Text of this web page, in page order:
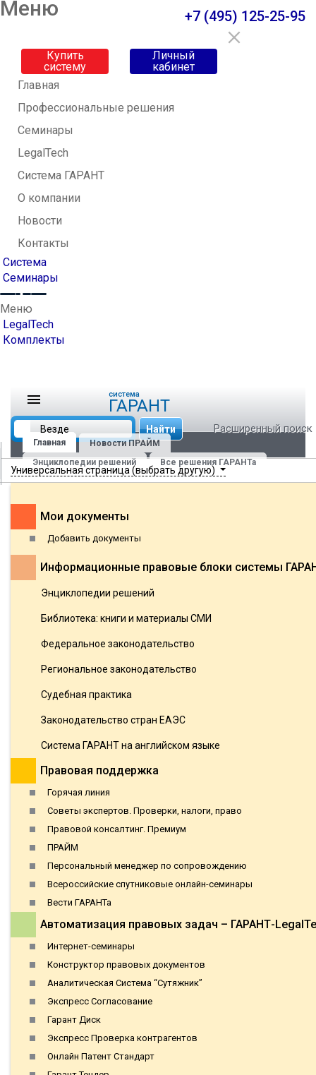
Меню
Купить
систему
Личный
кабинет
Главная
Профессиональные решения
Семинары
LegalTech
Система ГАРАНТ
О компании
Новости
Контакты
Система
Семинары
Меню
LegalTech
Комплекты
+7 (495) 125-25-95
cистема
ГАРАНТ
Найти Расширенный поиск
Главная
Новости ПРАЙМ
Энциклопедии решений
Все решения ГАРАНТа
Универсальная страница (выбрать другую)
Мои документы
Добавить документы
Информационные правовые блоки системы
Энциклопедии решений
Библиотека: книги и материалы СМИ
Федеральное законодательство
Региональное законодательство
Судебная практика
Законодательство стран ЕАЭС
Система ГАРАНТ на английском языке
Правовая поддержка
Горячая линия
Советы экспертов. Проверки, налоги, право
Правовой консалтинг. Премиум
ПРАЙМ
Персональный менеджер по сопровождению
Всероссийские спутниковые онлайн-семинары
Вести ГАРАНТа
Автоматизация правовых задач – ГАРАНТ-
Интернет-семинары
Конструктор правовых документов
Аналитическая Система “Сутяжник”
Экспресс Согласование
Гарант Диск
Экспресс Проверка контрагентов
Онлайн Патент Стандарт